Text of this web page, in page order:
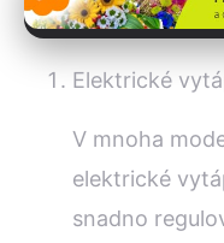
Elektrické
V mnoha
elektrické
snadno